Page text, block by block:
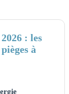
: les
à